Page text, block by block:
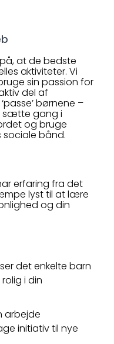
at de bedste
aktiviteter. Vi
sin passion for
del af
børnene –
sætte gang i
og bruge
sociale bånd.
erfaring fra det
lyst til at lære
og din
det enkelte barn
i din
arbejde
initiativ til nye